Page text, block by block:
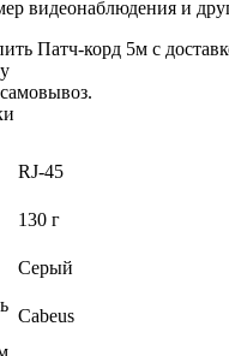
видеонаблюдения и
Патч-корд 5м с
RJ-45
130 г
Серый
Cabeus